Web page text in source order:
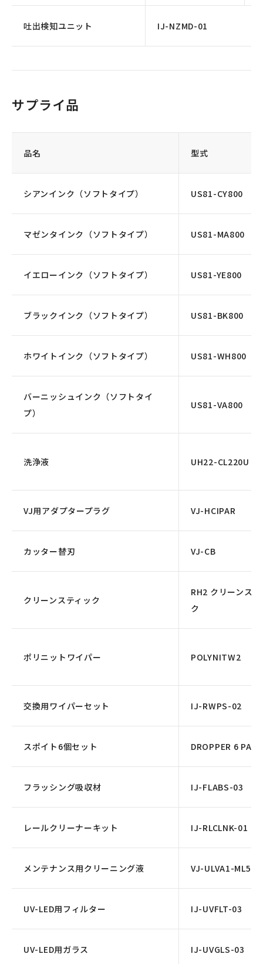
吐出検知ユニット IJ-NZMD-01
サプライ品
品名 型式
シアンインク（ソフトタイプ） US81-CY800
マゼンタインク（ソフトタイプ） US81-MA800
イエローインク（ソフトタイプ） US81-YE800
ブラックインク（ソフトタイプ） US81-BK800
ホワイトインク（ソフトタイプ） US81-WH800
バーニッシュインク（ソフトタイ
プ）
US81-VA800
洗浄液 UH22-CL220U
VJ用アダプタープラグ VJ-HCIPAR
カッター替刃 VJ-CB
クリーンスティック
RH2 クリーンス
ク
ポリニットワイパー POLYNITW2
交換用ワイパーセット IJ-RWPS-02
スポイト6個セット DROPPER 6
フラッシング吸収材 IJ-FLABS-03
レールクリーナーキット IJ-RLCLNK-01
メンテナンス用クリーニング液 VJ-ULVA1-
UV-LED用フィルター IJ-UVFLT-03
UV-LED用ガラス IJ-UVGLS-03